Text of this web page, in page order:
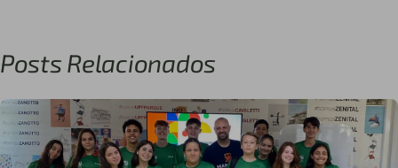
Posts Relacionados